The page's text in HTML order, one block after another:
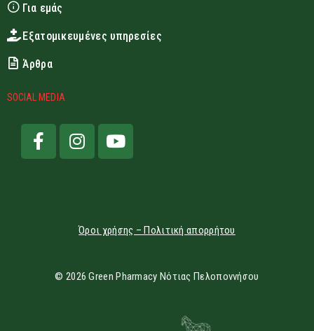
Για εμάς
Εξατομικευμένες υπηρεσίες
Άρθρα
SOCIAL MEDIA
Όροι χρήσης – Πολιτική απορρήτου
© 2026 Green Pharmacy Νότιας Πελοποννήσου